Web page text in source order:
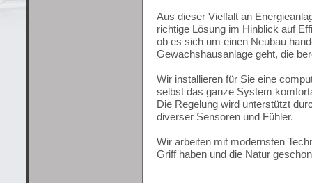
Aus dieser Vielfalt an
richtige Lösung im Hinblick auf
ob es sich um einen Neubau
Gewächshausanlage geht, die
Wir installieren für Sie eine
selbst das ganze System
Die Regelung wird unterstützt
diverser Sensoren und Fühler.
Wir arbeiten mit modernsten
Griff haben und die Natur